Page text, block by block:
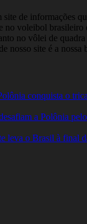
de informações
no voleibol brasileiro
no vôlei de
nosso site é a
conquista o
a Polônia
leva o Brasil à final